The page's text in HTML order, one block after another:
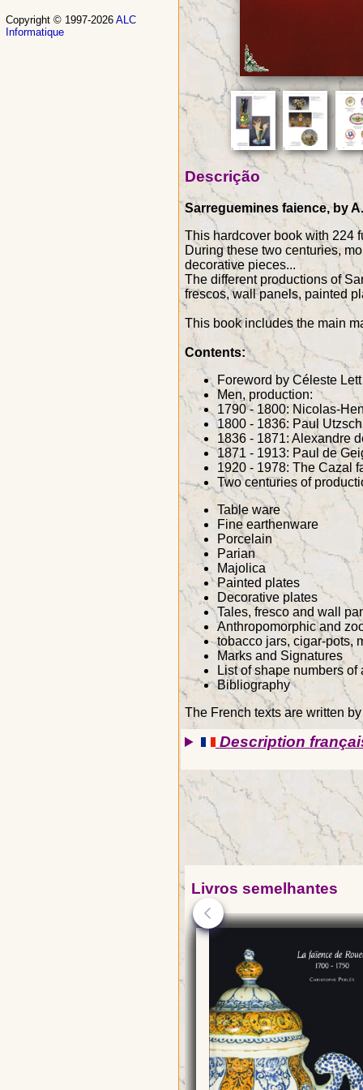
Descrição
Sarreguemines faience, by
This hardcover book with 224
During these two centuries,
decorative pieces...
The different productions of
frescos, wall panels, painted
This book includes the main
Contents:
Foreword by Céleste Lett
Men, production:
1790 - 1800: Nicolas-
1800 - 1836: Paul
1836 - 1871: Alexandre
1871 - 1913: Paul de
1920 - 1978: The Cazal
Two centuries of
Table ware
Fine earthenware
Porcelain
Parian
Majolica
Painted plates
Decorative plates
Tales, fresco and wall
Anthropomorphic and
tobacco jars, cigar-pots,
Marks and Signatures
List of shape numbers
Bibliography
The French texts are written
Description
Livros semelhantes
Copyright © 1997-2026 ALC
Informatique